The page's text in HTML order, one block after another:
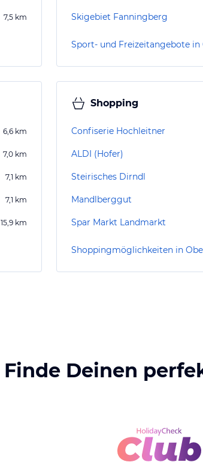
7,5 km Skigebiet Fanningberg
Sport- und Freizeitangebote in
6,6 km
7,0 km
7,1 km
7,1 km
15,9 km
Shopping
Confiserie Hochleitner
ALDI (Hofer)
Steirisches Dirndl
Mandlberggut
Spar Markt Landmarkt
Shoppingmöglichkeiten in
Finde Deinen